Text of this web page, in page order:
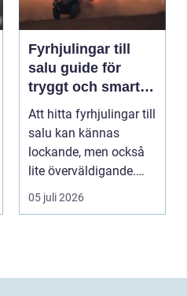
Fyrhjulingar till
salu guide för
tryggt och smart
köp
Att hitta fyrhjulingar till
salu kan kännas
lockande, men också
lite överväldigande.
Utbudet är stor...
05 juli 2026